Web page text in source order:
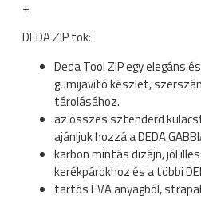
+
DEDA ZIP tok:
Deda Tool ZIP egy elegáns
gumijavító készlet,
tárolásához.
az összes sztenderd
ajánljuk hozzá a DEDA
karbon mintás dizájn, jól
kerékpárokhoz és a többi
tartós EVA anyagból,